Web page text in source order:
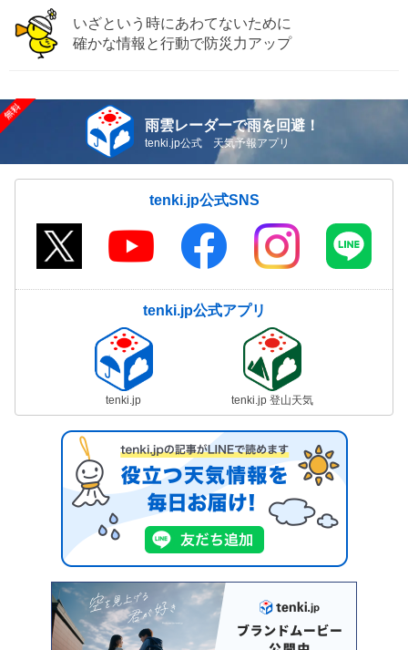
いざという時にあわてないために
確かな情報と行動で防災力アップ
雨雲レーダーで雨を回避！
tenki.jp公式 天気予報アプリ
tenki.jp公式SNS
tenki.jp公式アプリ
tenki.jp tenki.jp 登山天気